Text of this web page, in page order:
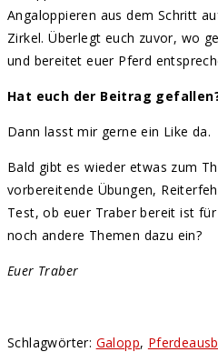
Angaloppieren aus dem Schritt
Zirkel. Überlegt euch zuvor, wo
und bereitet euer Pferd
Hat euch der Beitrag
Dann lasst mir gerne ein Like da.
Bald gibt es wieder etwas zum
vorbereitende Übungen,
Test, ob euer Traber bereit ist für
noch andere Themen dazu ein?
Euer Traber
Schlagwörter: Galopp,